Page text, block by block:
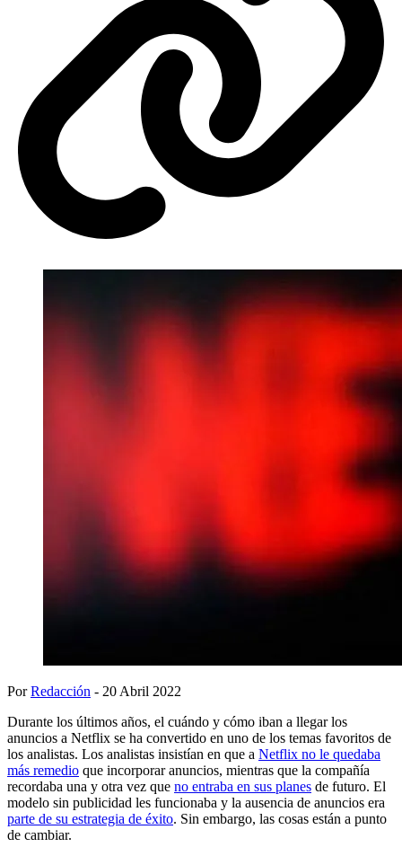
PorRedacción - 20 Abril 2022
Durante los últimos años, el cuándo y cómo iban a llegar los
anuncios a Netflix se ha convertido en uno de los temas favoritos de
los analistas. Los analistas insistían en que a Netflix no le quedaba
más remedio que incorporar anuncios, mientras que la compañía
recordaba una y otra vez que no entraba en sus planes de futuro. El
modelo sin publicidad les funcionaba y la ausencia de anuncios era
parte de su estrategia de éxito. Sin embargo, las cosas están a punto
de cambiar.